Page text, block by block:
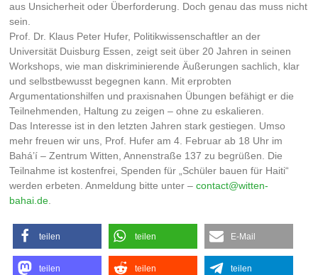
aus Unsicherheit oder Überforderung. Doch genau das muss nicht
sein.
Prof. Dr. Klaus Peter Hufer, Politikwissenschaftler an der
Universität Duisburg Essen, zeigt seit über 20 Jahren in seinen
Workshops, wie man diskriminierende Äußerungen sachlich, klar
und selbstbewusst begegnen kann. Mit erprobten
Argumentationshilfen und praxisnahen Übungen befähigt er die
Teilnehmenden, Haltung zu zeigen – ohne zu eskalieren.
Das Interesse ist in den letzten Jahren stark gestiegen. Umso
mehr freuen wir uns, Prof. Hufer am 4. Februar ab 18 Uhr im
Bahá’í – Zentrum Witten, Annenstraße 137 zu begrüßen. Die
Teilnahme ist kostenfrei, Spenden für „Schüler bauen für Haiti“
werden erbeten. Anmeldung bitte unter –contact@witten-
bahai.de
teilen teilen E-Mail
teilen teilen teilen